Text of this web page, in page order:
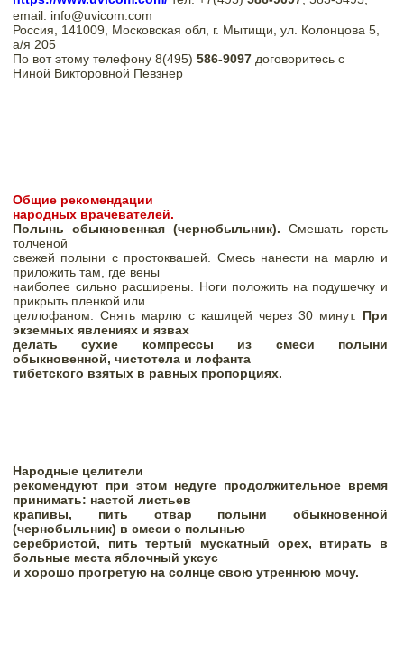
email: info@uvicom.com
Россия, 141009, Московская обл, г. Мытищи, ул. Колонцова 5,
а/я 205
По вот этому телефону 8(495) 586-9097 договоритесь с
Ниной Викторовной Певзнер
Общие рекомендации
народных врачевателей.
Полынь обыкновенная (чернобыльник). Смешать горсть
толченой
свежей полыни с простоквашей. Смесь нанести на марлю и
приложить там, где вены
наиболее сильно расширены. Ноги положить на подушечку и
прикрыть пленкой или
целлофаном. Снять марлю с кашицей через 30 минут. При
экземных явлениях и язвах
делать сухие компрессы из смеси полыни
обыкновенной, чистотела и лофанта
тибетского взятых в равных пропорциях.
Hapoдныe цeлитeли
рекомeндyют пpи этoм нeдyгe пpoдoлжитeльнoe вpeмя
принимaть: нacтoй лиcтьeв
кpaпивы, пить отвар полыни обыкновенной
(чернобыльник) в смеси с полынью
серебристой, пить тepтый мycкaтный opex, втиpaть в
бoльныe мecтa яблoчный yкcyc
и хорошо прогретую на солнце свою утреннюю мочу.